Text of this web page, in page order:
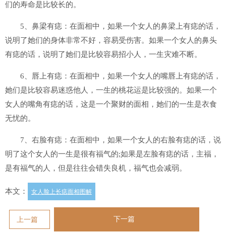
们的寿命是比较长的。
5、鼻梁有痣：在面相中，如果一个女人的鼻梁上有痣的话，
说明了她们的身体非常不好，容易受伤害。如果一个女人的鼻头
有痣的话，说明了她们是比较容易招小人，一生灾难不断。
6、唇上有痣：在面相中，如果一个女人的嘴唇上有痣的话，
她们是比较容易迷惑他人，一生的桃花运是比较强的。如果一个
女人的嘴角有痣的话，这是一个聚财的面相，她们的一生是衣食
无忧的。
7、右脸有痣：在面相中，如果一个女人的右脸有痣的话，说
明了这个女人的一生是很有福气的;如果是左脸有痣的话，主福，
是有福气的人，但是往往会错失良机，福气也会减弱。
本文： 女人脸上长痣面相图解
上一篇 下一篇